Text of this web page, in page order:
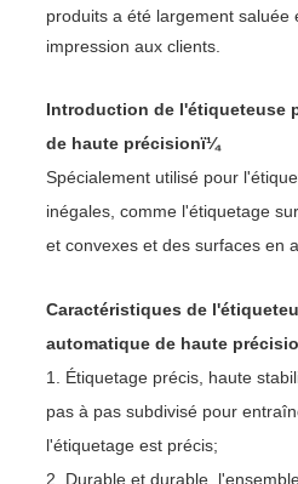
produits a été largement saluée
impression aux clients.
Introduction de l'étiqueteuse
de haute précisionï¼
Spécialement utilisé pour
inégales, comme l'étiquetage
et convexes et des surfaces en
Caractéristiques de
automatique de haute
1. Étiquetage précis, haute
pas à pas subdivisé pour
l'étiquetage est précis;
2. Durable et durable,